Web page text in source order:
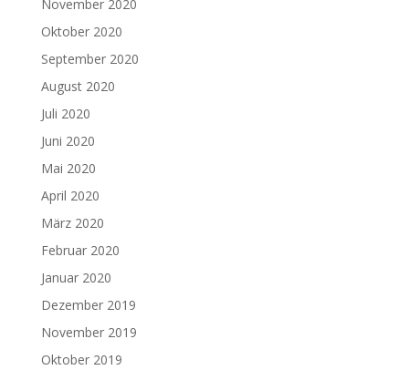
November 2020
Oktober 2020
September 2020
August 2020
Juli 2020
Juni 2020
Mai 2020
April 2020
März 2020
Februar 2020
Januar 2020
Dezember 2019
November 2019
Oktober 2019